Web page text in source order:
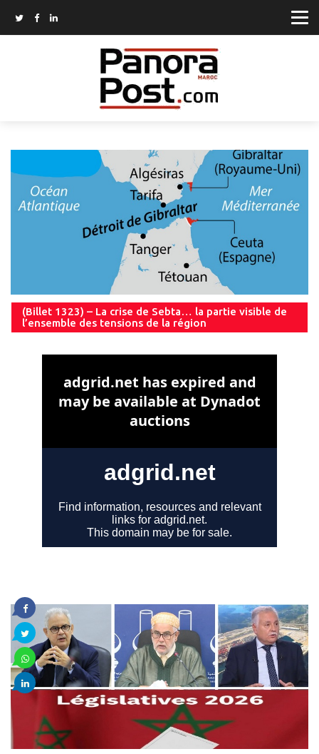
(Billet 1323) – La crise de Sebta… la partie visible de
l’ensemble des tensions de la région